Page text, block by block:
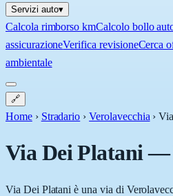
Servizi auto▾
Calcola rimborso kmCalcolo bollo
assicurazioneVerifica revisioneCerca
ambientale
🔗
Home › Stradario › Verolavecchia ›
Via Dei Platani—
Via Dei Platani è una via di